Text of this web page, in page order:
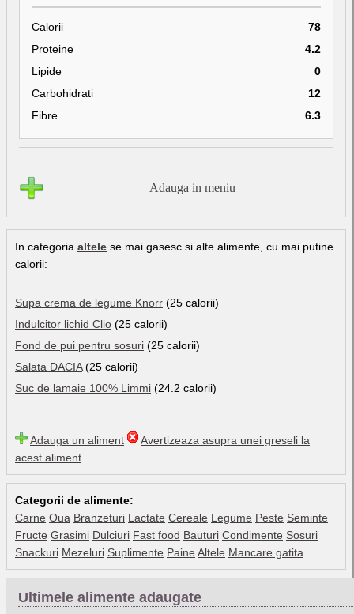
Calorii
78
Proteine
4.2
Lipide
0
Carbohidrati
12
Fibre
6.3
Adauga in meniu
In categoria altele se mai gasesc si alte alimente, cu mai putine
calorii:
Supa crema de legume Knorr (25 calorii)
Indulcitor lichid Clio (25 calorii)
Fond de pui pentru sosuri (25 calorii)
Salata DACIA(25 calorii)
Suc de lamaie 100% Limmi (24.2 calorii)
Adauga un aliment
Avertizeaza asupra unei greseli la
acest aliment
Categorii de alimente:
Carne Oua Branzeturi Lactate Cereale Legume Peste Seminte
Fructe Grasimi Dulciuri Fast food Bauturi Condimente Sosuri
Snackuri Mezeluri Suplimente Paine Altele Mancare gatita
Ultimele alimente adaugate